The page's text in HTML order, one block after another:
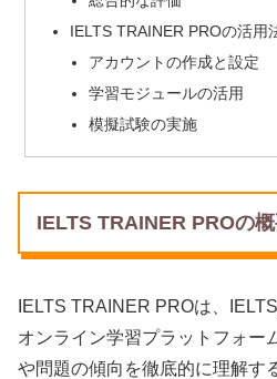
IELTS TRAINER PROの活用
アカウントの作成と設定
学習モジュールの活用
模擬試験の実施
IELTS TRAINER PROの
IELTS TRAINER PROは、
オンライン学習プラットフォー
や問題の傾向を徹底的に理解す